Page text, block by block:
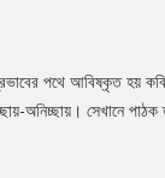
পথে আবিষ্কৃত হয়
সেখানে পাঠক
গুণ ‘বাংলার মাটি বাংলার